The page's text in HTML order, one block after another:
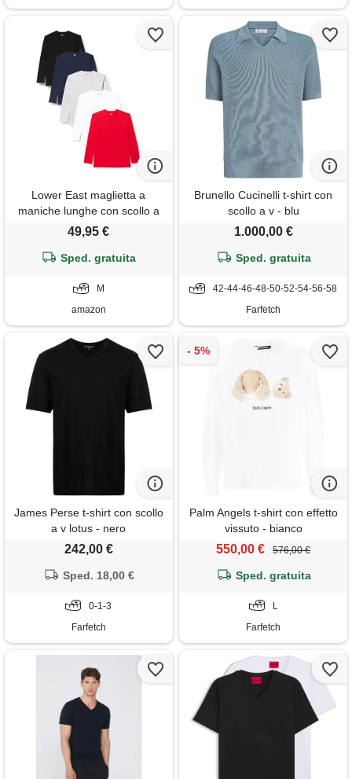
Lower East maglietta a
maniche lunghe con scollo a
v, uomo, rosso (confezione da
49,95 €
Sped. gratuita
M
amazon
Brunello Cucinelli t-shirt con
scollo a v - blu
1.000,00 €
Sped. gratuita
42-44-46-48-50-52-54-56-58
Farfetch
James Perse t-shirt con scollo
a v lotus - nero
242,00 €
Sped. 18,00 €
0-1-3
Farfetch
Palm Angels t-shirt con effetto
vissuto - bianco
550,00 € 576,00 €
Sped. gratuita
L
Farfetch